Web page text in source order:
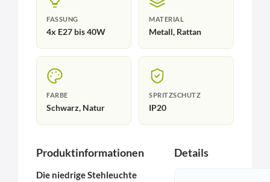
FASSUNG
4x E27 bis 40W
MATERIAL
Metall, Rattan
FARBE
Schwarz, Natur
SPRITZSCHUTZ
IP20
Produktinformationen
Die niedrige Stehleuchte
Details